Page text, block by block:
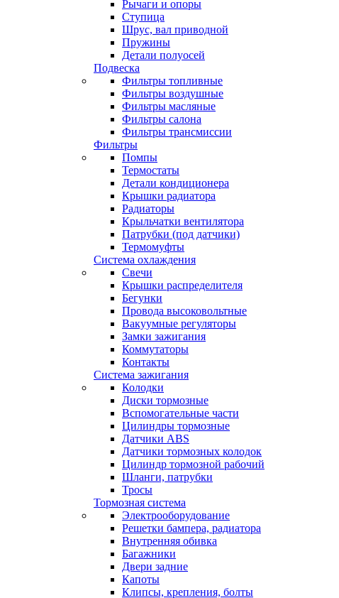
Рычаги и опоры
Ступица
Шрус, вал приводной
Пружины
Детали полуосей
Подвеска
Фильтры топливные
Фильтры воздушные
Фильтры масляные
Фильтры салона
Фильтры трансмиссии
Фильтры
Помпы
Термостаты
Детали кондиционера
Крышки радиатора
Радиаторы
Крыльчатки вентилятора
Патрубки (под датчики)
Термомуфты
Система охлаждения
Свечи
Крышки распределителя
Бегунки
Провода высоковольтные
Вакуумные регуляторы
Замки зажигания
Коммутаторы
Контакты
Система зажигания
Колодки
Диски тормозные
Вспомогательные части
Цилиндры тормозные
Датчики ABS
Датчики тормозных колодок
Цилиндр тормозной рабочий
Шланги, патрубки
Тросы
Тормозная система
Электрооборудование
Решетки бампера, радиатора
Внутренняя обивка
Багажники
Двери задние
Капоты
Клипсы, крепления, болты